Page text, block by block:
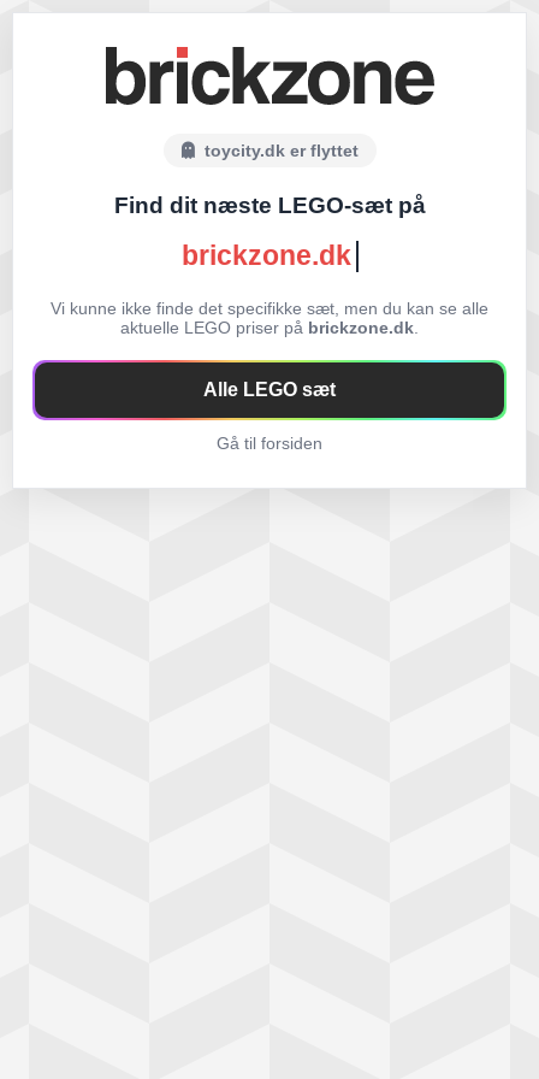
toycity.dk er flyttet
Find dit næste LEGO-sæt på
brickzone.dk
Vi kunne ikke finde det specifikke sæt, men du kan se alle
aktuelle LEGO priser på brickzone.dk
Alle LEGO sæt
Gå til forsiden